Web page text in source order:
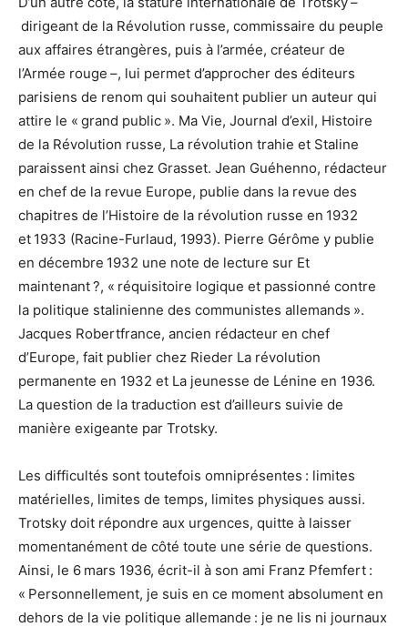
dirigeant de la Révolution russe, commissaire du peuple
aux affaires étrangères, puis à l’armée, créateur de
l’Armée rouge –, lui permet d’approcher des éditeurs
parisiens de renom qui souhaitent publier un auteur qui
attire le « grand public ». Ma Vie, Journal d’exil, Histoire
de la Révolution russe, La révolution trahie et Staline
paraissent ainsi chez Grasset. Jean Guéhenno, rédacteur
en chef de la revue Europe, publie dans la revue des
chapitres de l’Histoire de la révolution russe en 1932
et 1933 (Racine-Furlaud, 1993). Pierre Gérôme y publie
en décembre 1932 une note de lecture sur Et
maintenant ?, « réquisitoire logique et passionné contre
la politique stalinienne des communistes allemands ».
Jacques Robertfrance, ancien rédacteur en chef
d’Europe, fait publier chez Rieder La révolution
permanente en 1932 et La jeunesse de Lénine en 1936.
La question de la traduction est d’ailleurs suivie de
manière exigeante par Trotsky.
Les difficultés sont toutefois omniprésentes : limites
matérielles, limites de temps, limites physiques aussi.
Trotsky doit répondre aux urgences, quitte à laisser
momentanément de côté toute une série de questions.
Ainsi, le 6 mars 1936, écrit-il à son ami Franz Pfemfert :
« Personnellement, je suis en ce moment absolument en
dehors de la vie politique allemande : je ne lis ni journaux